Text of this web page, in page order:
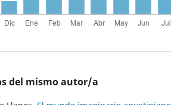
del mismo autor/a